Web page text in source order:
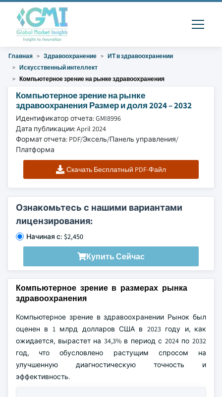
Главная Здравоохранение
ИТ в здравоохранении
Искусственный интеллект
Компьютерное зрение на рынке здравоохранения
Компьютерное зрение на рынке
здравоохранения Размер и доля 2024 – 2032
Идентификатор отчета: GMI8996
Дата публикации: April 2024
Формат отчета: PDF/Эксель/Панель управления/
Платформа
Скачать Бесплатный PDF-Файл
Ознакомьтесь с нашими вариантами
лицензирования:
Начиная с: $2,450
Купить Сейчас
Компьютерное зрение в размерах рынка
здравоохранения
Компьютерное зрение в здравоохранении Рынок был
оценен в 1 млрд долларов США в 2023 году и, как
ожидается, вырастет на 34,3% в период с 2024 по 2032
год, что обусловлено растущим спросом на
улучшенную диагностическую точность и
эффективность.